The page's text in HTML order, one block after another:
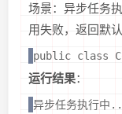
场景：异步任务
用失败，返回默认
public class
运行结果：
异步任务执行中